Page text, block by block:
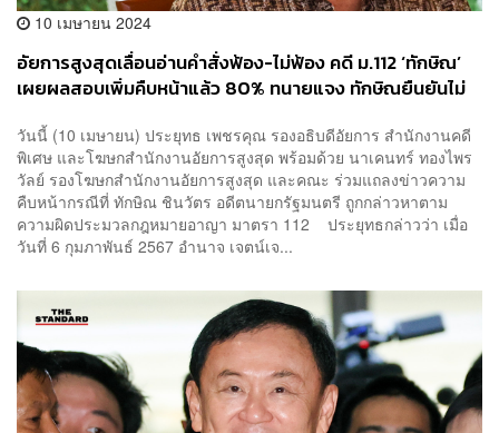
10 เมษายน 2024
อัยการสูงสุดเลื่อนอ่านคำสั่งฟ้อง-ไม่ฟ้อง คดี ม.112 ‘ทักษิณ’
เผยผลสอบเพิ่มคืบหน้าแล้ว 80% ทนายแจง ทักษิณยืนยันไม่
วันนี้ (10 เมษายน) ประยุทธ เพชรคุณ รองอธิบดีอัยการ สำนักงานคดี
พิเศษ และโฆษกสำนักงานอัยการสูงสุด พร้อมด้วย นาเคนทร์ ทองไพร
วัลย์ รองโฆษกสำนักงานอัยการสูงสุด และคณะ ร่วมแถลงข่าวความ
คืบหน้ากรณีที่ ทักษิณ ชินวัตร อดีตนายกรัฐมนตรี ถูกกล่าวหาตาม
ความผิดประมวลกฎหมายอาญา มาตรา 112 ประยุทธกล่าวว่า เมื่อ
วันที่ 6 กุมภาพันธ์ 2567 อำนาจ เจตน์เจ...